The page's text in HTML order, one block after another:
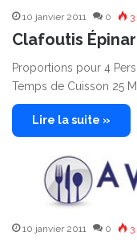
10 janvier 2011 0 3
Clafoutis
Proportions pour 4
Temps de Cuisson 25
Lire la suite »
10 janvier 2011 0 3